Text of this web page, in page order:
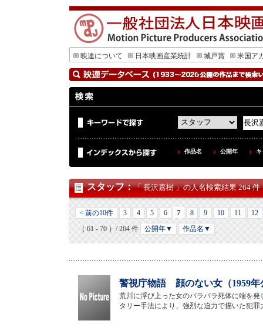
映連について 日本映画産業統計 城戸賞 米国ア
作品名 公開年
スタッフ：「 長沢嘉樹 」の人名検索結果 264 件
< 前の10件 3 4 5 6 7 8 9 10 11
12
（ 61 - 70 ）/ 264 件
公開年▼ 作品名▼
警視庁物語 顔のない女（1959年
荒川に浮び上った女のバラバラ死体に端を
タリー手法により、強烈な迫力で描いた犯罪